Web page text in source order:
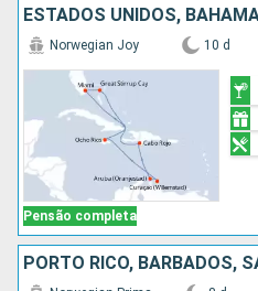
Pensão completa
Norwegian Joy 10 d
PORTO RICO, BARBADOS,